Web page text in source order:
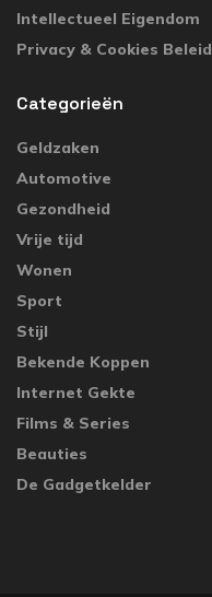
Intellectueel Eigendom
Privacy & Cookies Beleid
Categorieën
Geldzaken
Automotive
Gezondheid
Vrije tijd
Wonen
Sport
Stijl
Bekende Koppen
Internet Gekte
Films & Series
Beauties
De Gadgetkelder